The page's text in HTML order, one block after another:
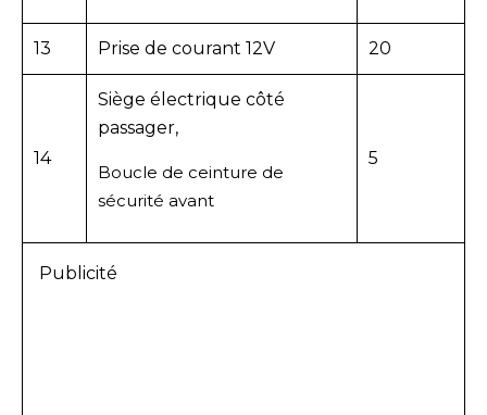
13 Prise de courant 12V 20
14
Siège électrique côté
passager,
Boucle de ceinture de
sécurité avant
5
Publicité